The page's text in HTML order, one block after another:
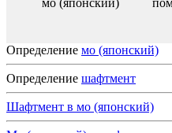
мо (японский)
Определение мо (японский)
Определение шафтмент
Шафтмент в мо (японский)